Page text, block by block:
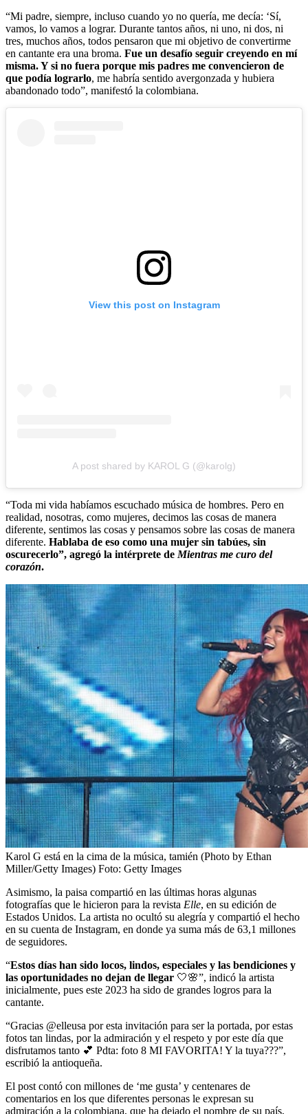
“Mi padre, siempre, incluso cuando yo no quería, me decía: ‘Sí,
vamos, lo vamos a lograr. Durante tantos años, ni uno, ni dos, ni
tres, muchos años, todos pensaron que mi objetivo de convertirme
en cantante era una broma. Fue un desafío seguir creyendo en mí
misma. Y si no fuera porque mis padres me convencieron de
que podía lograrlo, me habría sentido avergonzada y hubiera
abandonado todo”, manifestó la colombiana.
View this post on Instagram
A post shared by KAROL G (@karolg)
“Toda mi vida habíamos escuchado música de hombres. Pero en
realidad, nosotras, como mujeres, decimos las cosas de manera
diferente, sentimos las cosas y pensamos sobre las cosas de manera
diferente. Hablaba de eso como una mujer sin tabúes, sin
oscurecerlo”, agregó la intérprete de Mientras me curo del
corazón.
Karol G está en la cima de la música, tamién (Photo by Ethan
Miller/Getty Images) Foto: Getty Images
Asimismo, la paisa compartió en las últimas horas algunas
fotografías que le hicieron para la revista Elle, en su edición de
Estados Unidos. La artista no ocultó su alegría y compartió el hecho
en su cuenta de Instagram, en donde ya suma más de 63,1 millones
de seguidores.
“Estos días han sido locos, lindos, especiales y las bendiciones y
las oportunidades no dejan de llegar 🤍🌸”, indicó la artista
inicialmente, pues este 2023 ha sido de grandes logros para la
cantante.
“Gracias @elleusa por esta invitación para ser la portada, por estas
fotos tan lindas, por la admiración y el respeto y por este día que
disfrutamos tanto 💕 Pdta: foto 8 MI FAVORITA! Y la tuya???”,
escribió la antioqueña.
El post contó con millones de ‘me gusta’ y centenares de
comentarios en los que diferentes personas le expresan su
admiración a la colombiana, que ha dejado el nombre de su país,